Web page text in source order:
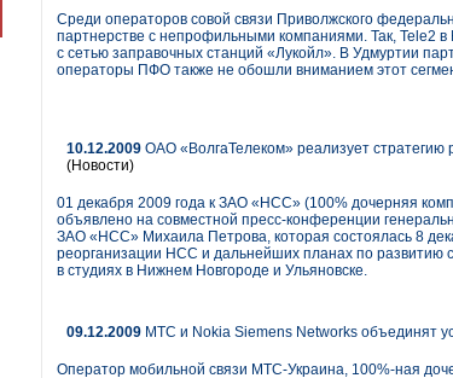
Среди операторов совой связи Приволжского
партнерстве с непрофильными компаниями. Так, Tele2
с сетью заправочных станций «Лукойл». В Удмуртии
операторы ПФО также не обошли вниманием этот
10.12.2009 ОАО «ВолгаТелеком» реализует
(Новости)
01 декабря 2009 года к ЗАО «НСС» (100% дочерняя
объявлено на совместной пресс-конференции
ЗАО «НСС» Михаила Петрова, которая состоялась 8
реорганизации НСС и дальнейших планах по развитию
в студиях в Нижнем Новгороде и Ульяновске.
09.12.2009 МТС и Nokia Siemens Networks объединят
Оператор мобильной связи МТС-Украина, 100%-ная